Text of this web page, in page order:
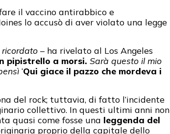
il vaccino antirabbico e
lo accusò di aver violato una legge
ricordato – ha rivelato al Los Angeles
pipistrello a morsi. Sarà questo il mio
‘Qui giace il pazzo che mordeva i
del rock; tuttavia, di fatto l’incidente
collettivo. In questi ultimi anni non
quasi come fosse una leggenda del
proprio della capitale dello